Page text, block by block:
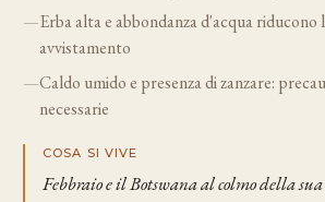
—Erba alta e abbondanza d'acqua
avvistamento
—Caldo umido e presenza di zanzare:
necessarie
COSA SI VIVE
Febbraio e il Botswana al colmo della